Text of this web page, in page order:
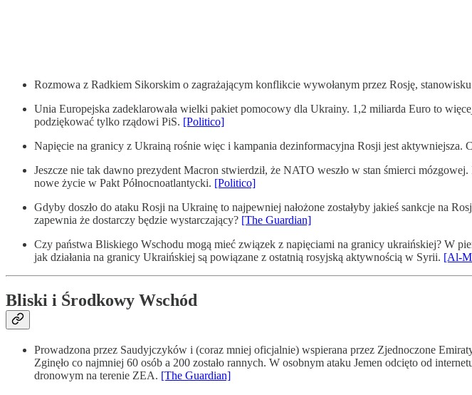
Rozmowa z Radkiem Sikorskim o zagrażającym konflikcie wywołanym przez Rosję,
Unia Europejska zadeklarowała wielki pakiet pomocowy dla Ukrainy. 1,2 miliarda Euro to
podziękować tylko rządowi PiS. [Politico]
Napięcie na granicy z Ukrainą rośnie więc i kampania dezinformacyjna Rosji jest aktywniejsza.
Jeszcze nie tak dawno prezydent Macron stwierdził, że NATO weszło w stan śmierci
nowe życie w Pakt Północnoatlantycki. [Politico]
Gdyby doszło do ataku Rosji na Ukrainę to najpewniej nałożone zostałyby jakieś sankcje na
zapewnia że dostarczy będzie wystarczający? [The Guardian]
Czy państwa Bliskiego Wschodu mogą mieć związek z napięciami na granicy ukraińskiej? W
jak działania na granicy Ukraińskiej są powiązane z ostatnią rosyjską aktywnością w Syrii. [Al-
Bliski i Środkowy Wschód
Prowadzona przez Saudyjczyków i (coraz mniej oficjalnie) wspierana przez Zjednoczone
Zginęło co najmniej 60 osób a 200 zostało rannych. W osobnym ataku Jemen odcięto od
dronowym na terenie ZEA. [The Guardian]